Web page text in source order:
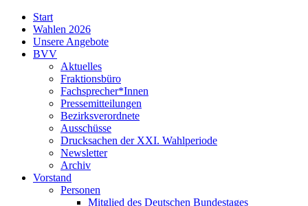
Start
Wahlen 2026
Unsere Angebote
BVV
Aktuelles
Fraktionsbüro
Fachsprecher*Innen
Pressemitteilungen
Bezirksverordnete
Ausschüsse
Drucksachen der XXI. Wahlperiode
Newsletter
Archiv
Vorstand
Personen
Mitglied des Deutschen Bundestages